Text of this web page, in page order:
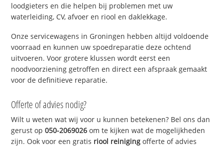
loodgieters en die helpen bij problemen met uw
waterleiding, CV, afvoer en riool en daklekkage.
Onze servicewagens in Groningen hebben altijd voldoende
voorraad en kunnen uw spoedreparatie deze ochtend
uitvoeren. Voor grotere klussen wordt eerst een
noodvoorziening getroffen en direct een afspraak gemaakt
voor de definitieve reparatie.
Offerte of advies nodig?
Wilt u weten wat wij voor u kunnen betekenen? Bel ons dan
gerust op050-2069026 om te kijken wat de mogelijkheden
zijn. Ook voor een gratis riool reiniging offerte of advies